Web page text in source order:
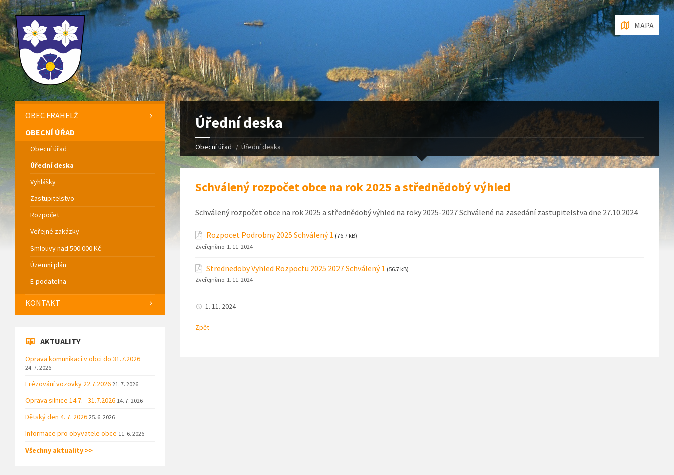
MAPA
Úřední deska
Obecní úřad Úřední deska
Schválený rozpočet obce na rok 2025 a střednědobý výhled
Schválený rozpočet obce na rok 2025 a střednědobý výhled na roky 2025-2027 Schválené na zasedání zastupitelstva dne 27.10.2024
Rozpocet Podrobny 2025 Schválený 1 (76.7 kB)
Zveřejněno: 1. 11. 2024
Strednedoby Vyhled Rozpoctu 2025 2027 Schválený 1 (56.7 kB)
Zveřejněno: 1. 11. 2024
1. 11. 2024
Zpět
OBEC FRAHELŽ
OBECNÍ ÚŘAD
Obecní úřad
Úřední deska
Vyhlášky
Zastupitelstvo
Rozpočet
Veřejné zakázky
Smlouvy nad 500 000 Kč
Územní plán
E-podatelna
KONTAKT
AKTUALITY
Oprava komunikací v obci do 31.7.2026
24. 7. 2026
Frézování vozovky 22.7.2026 21. 7. 2026
Oprava silnice 14.7. - 31.7.2026 14. 7. 2026
Dětský den 4. 7. 2026 25. 6. 2026
Informace pro obyvatele obce 11. 6. 2026
Všechny aktuality >>